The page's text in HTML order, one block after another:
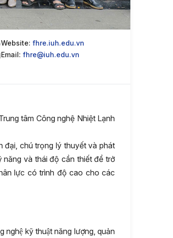
Website:fhre.iuh.edu.vn
Email:fhre@iuh.edu.vn
tâm Công nghệ Nhiệt Lạnh
đại, chú trọng lý thuyết và phát
năng và thái độ cần thiết để trở
lực có trình độ cao cho các
nghệ kỹ thuật năng lượng, quản